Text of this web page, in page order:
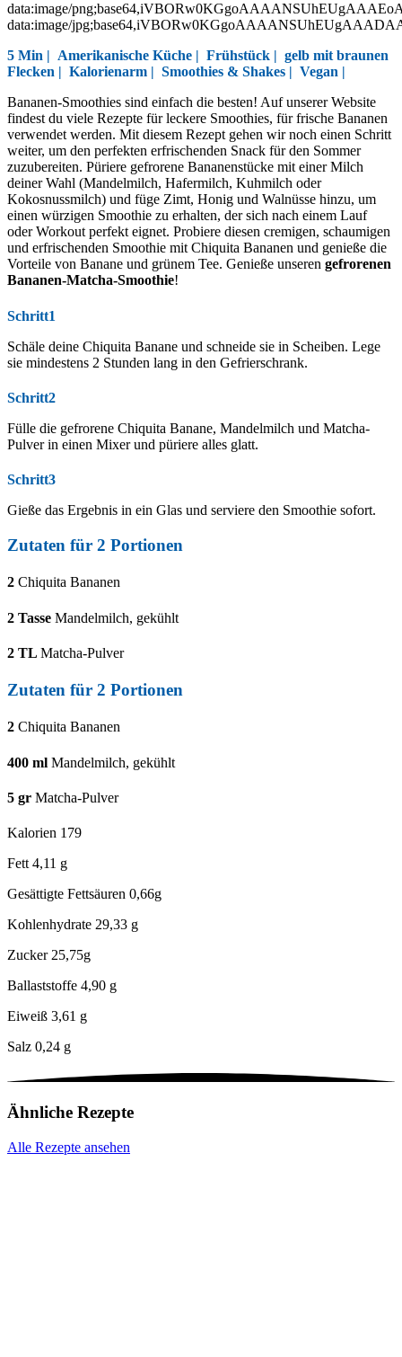
data:image/
data:image/
5 Min |
Amerikanische Küche Frühstück
gelb mit braunen
Flecken
Kalorienarm Smoothies & Shakes Vegan
Bananen-Smoothies sind einfach die besten! Auf unserer Website
findest du viele Rezepte für leckere Smoothies, für frische Bananen
verwendet werden. Mit diesem Rezept gehen wir noch einen Schritt
weiter, um den perfekten erfrischenden Snack für den Sommer
zuzubereiten. Püriere gefrorene Bananenstücke mit einer Milch
deiner Wahl (Mandelmilch, Hafermilch, Kuhmilch oder
Kokosnussmilch) und füge Zimt, Honig und Walnüsse hinzu, um
einen würzigen Smoothie zu erhalten, der sich nach einem Lauf
oder Workout perfekt eignet. Probiere diesen cremigen, schaumigen
und erfrischenden Smoothie mit Chiquita Bananen und genieße die
Vorteile von Banane und grünem Tee. Genieße unseren gefrorenen
Bananen-Matcha-Smoothie!
Schritt1
Schäle deine Chiquita Banane und schneide sie in Scheiben. Lege
sie mindestens 2 Stunden lang in den Gefrierschrank.
Schritt2
Fülle die gefrorene Chiquita Banane, Mandelmilch und Matcha-
Pulver in einen Mixer und püriere alles glatt.
Schritt3
Gieße das Ergebnis in ein Glas und serviere den Smoothie sofort.
Zutaten für 2 Portionen
2 Chiquita Bananen
2 Tasse Mandelmilch, gekühlt
2 TL Matcha-Pulver
Zutaten für 2 Portionen
2 Chiquita Bananen
400 ml Mandelmilch, gekühlt
5 gr Matcha-Pulver
Kalorien 179
Fett 4,11 g
Gesättigte Fettsäuren 0,66g
Kohlenhydrate 29,33 g
Zucker 25,75g
Ballaststoffe 4,90 g
Eiweiß 3,61 g
Salz 0,24 g
Ähnliche Rezepte
Alle Rezepte ansehen